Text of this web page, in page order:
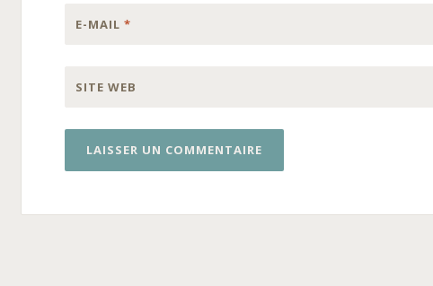
E-MAIL*
SITE WEB